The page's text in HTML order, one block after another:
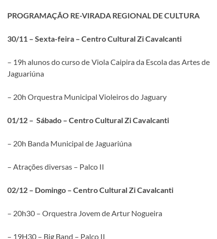
PROGRAMAÇÃO RE-VIRADA REGIONAL DE CULTURA
30/11 – Sexta-feira – Centro Cultural Zi Cavalcanti
– 19h alunos do curso de Viola Caipira da Escola das Artes de
Jaguariúna
– 20h Orquestra Municipal Violeiros do Jaguary
01/12 – Sábado – Centro Cultural Zi Cavalcanti
– 20h Banda Municipal de Jaguariúna
– Atrações diversas – Palco II
02/12 – Domingo – Centro Cultural Zi Cavalcanti
– 20h30 – Orquestra Jovem de Artur Nogueira
– 19H30 – Big Band – Palco II